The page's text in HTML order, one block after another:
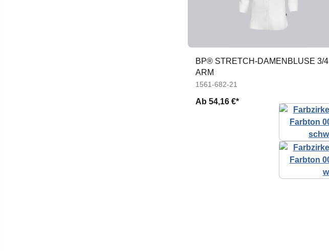
BP® STRETCH-DAMENBLUSE 3/4
ARM
1561-682-21
Ab 54,16 €*